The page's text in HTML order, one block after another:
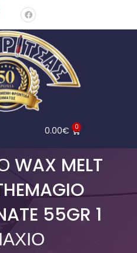
0.00€ 0
MELT
55GR 1